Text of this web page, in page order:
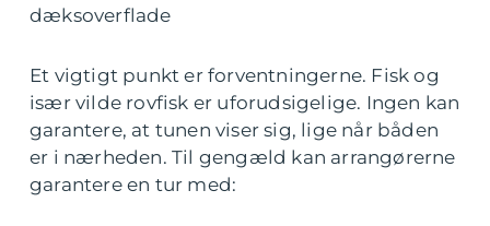
dæksoverflade
Et vigtigt punkt er forventningerne. Fisk og
især vilde rovfisk er uforudsigelige. Ingen kan
garantere, at tunen viser sig, lige når båden
er i nærheden. Til gengæld kan arrangørerne
garantere en tur med: